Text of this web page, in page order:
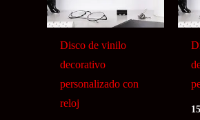
Disco de vinilo
decorativo
personalizado con
reloj